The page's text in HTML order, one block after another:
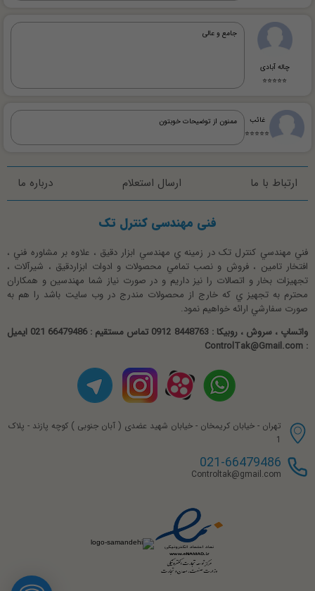
چاله آبادی
⭐⭐⭐⭐⭐
جامع و عالی
غائب
⭐⭐⭐⭐⭐
ممنون از توضیحات خوبتون
ارتباط با ما ارسال استعلام درباره ما
فنی مهندسی کنترل تک
فني مهندسي کنترل تک در زمينه ي مهندسي ابزار دقيق ، علاوه بر مشاوره فني ،
افتخار تامين ، فروش و نصب تمامي محصولات و ادوات ابزاردقيق ، شيرآلات ،
تجهيزات بخار و اتصالات را نيز داريم و در صورت نياز شما مهندسين و همکاران
محترم به تجهيز ي که خارج از محصولات مندرج در وب سايت باشد را هم به
صورت سفارشي ارائه خواهيم نمود.
واتساپ ، سروش ، روبیکا : 8448763 0912 تماس مستقیم : 66479486 021 ایمیل
: ControlTak@Gmail.com
تهران - خیابان کریمخان - خیابان شهید عضدی ( آبان جنوبی ) کوچه پازند - پلاک
1
021-66479486
Controltak@gmail.com